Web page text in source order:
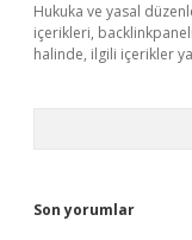
Hukuka ve yasal
içerikleri,
halinde, ilgili içerikler
Son yorumlar